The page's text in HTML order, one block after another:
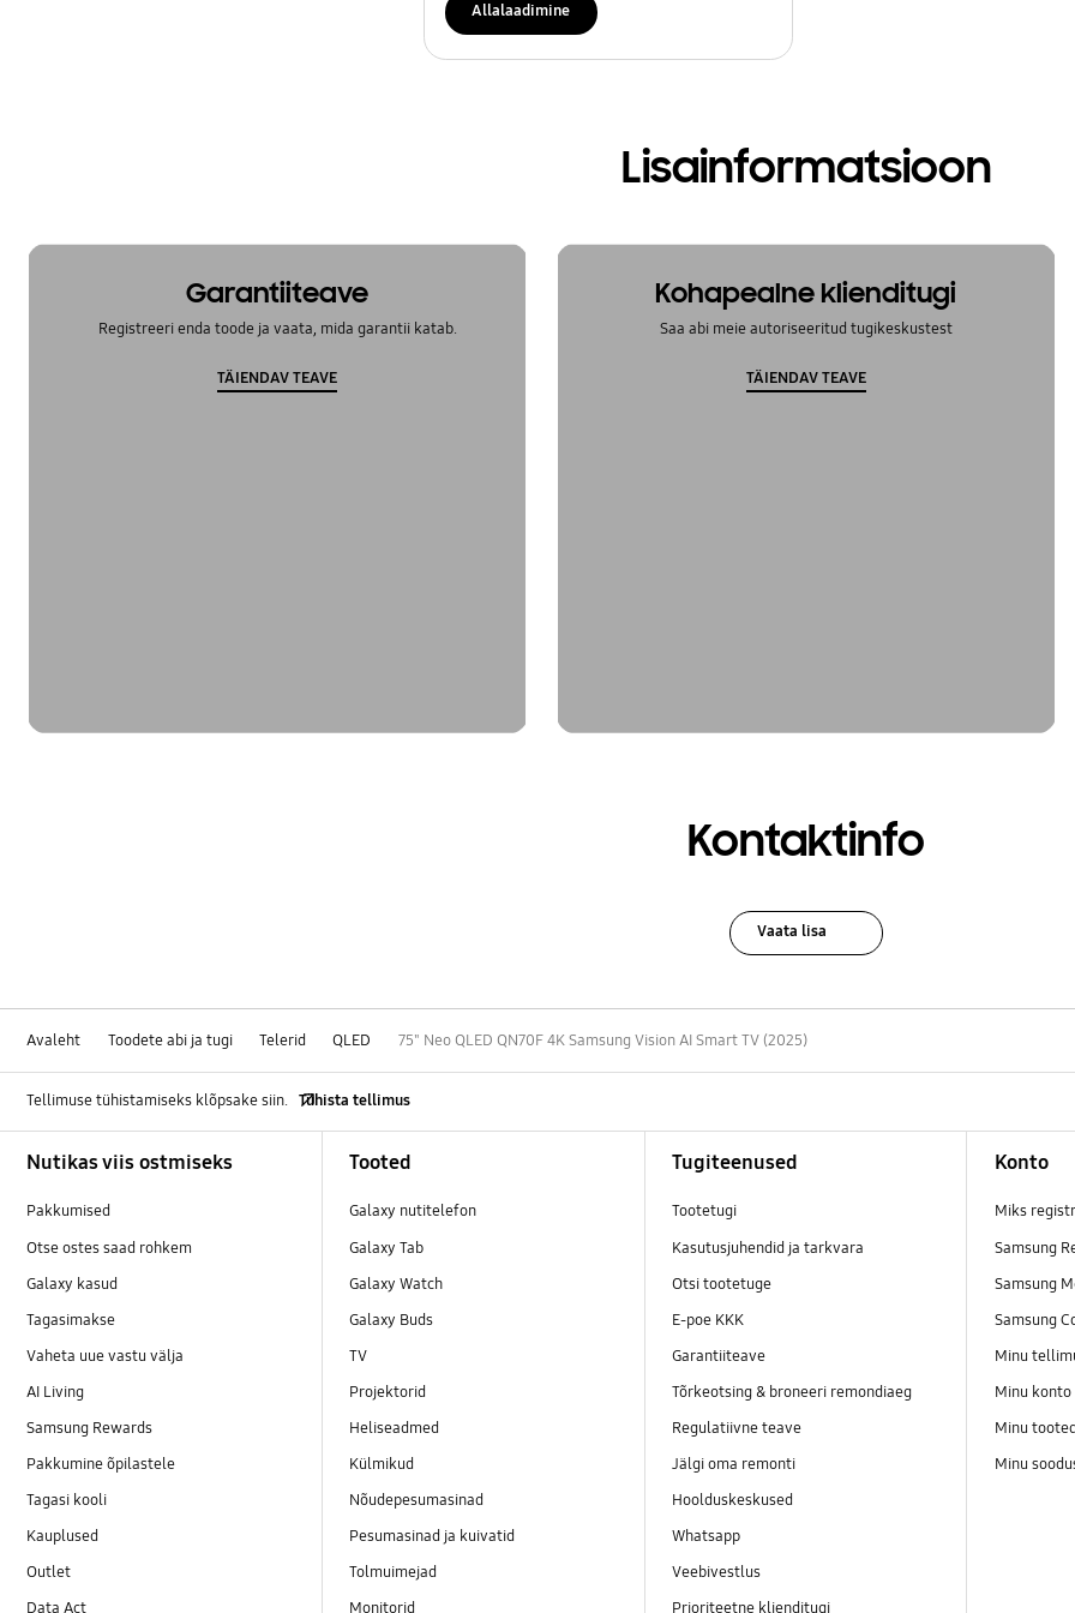
Allalaadimine
Lisainformatsioon
Garantiiteave
Registreeri enda toode ja vaata, mida garantii katab.
TÄIENDAV TEAVE
Kohapealne klienditugi
Saa abi meie autoriseeritud tugikeskustest
TÄIENDAV TEAVE
Kontaktinfo
Vaata lisa
Avaleht Toodete abi ja tugi Telerid QLED 75" Neo QLED QN70F 4K Samsung Vision AI Smart TV (2025)
Tellimuse tühistamiseks klõpsake siin. Tühista tellimus
Nutikas viis ostmiseks
Pakkumised
Otse ostes saad rohkem
Galaxy kasud
Tagasimakse
Vaheta uue vastu välja
AI Living
Samsung Rewards
Pakkumine õpilastele
Tagasi kooli
Kauplused
Outlet
Data Act
Tooted
Galaxy nutitelefon
Galaxy Tab
Galaxy Watch
Galaxy Buds
TV
Projektorid
Heliseadmed
Külmikud
Nõudepesumasinad
Pesumasinad ja kuivatid
Tolmuimejad
Monitorid
Tugiteenused
Tootetugi
Kasutusjuhendid ja tarkvara
Otsi tootetuge
E-poe KKK
Garantiiteave
Tõrkeotsing & broneeri remondiaeg
Regulatiivne teave
Jälgi oma remonti
Hoolduskeskused
Whatsapp
Veebivestlus
Prioriteetne klienditugi
Konto
Miks
Samsung
Samsung
Samsung
Minu
Minu konto
Minu
Minu